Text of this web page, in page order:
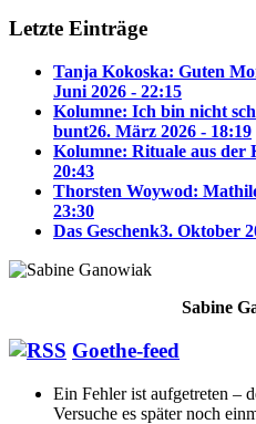
Letzte Einträge
Tanja Kokoska: Guten
Juni 2026 - 22:15
Kolumne: Ich bin nicht
bunt26. März 2026 - 18:19
Kolumne: Rituale aus der
20:43
Thorsten Woywod:
23:30
Das Geschenk3. Oktober
Sabine
Goethe-feed
Ein Fehler ist aufgetreten –
Versuche es später noch